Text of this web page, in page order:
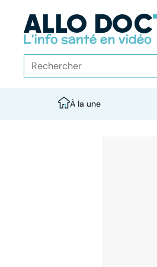
À la une